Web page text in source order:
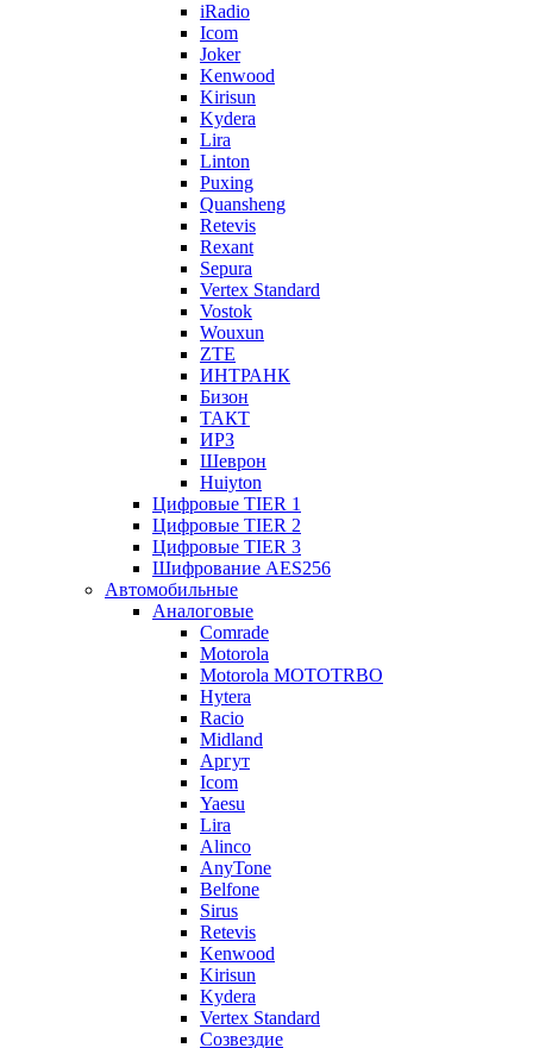
iRadio
Icom
Joker
Kenwood
Kirisun
Kydera
Lira
Linton
Puxing
Quansheng
Retevis
Rexant
Sepura
Vertex Standard
Vostok
Wouxun
ZTE
ИНТРАНК
Бизон
ТАКТ
ИРЗ
Шеврон
Huiyton
Цифровые TIER 1
Цифровые TIER 2
Цифровые TIER 3
Шифрование AES256
Автомобильные
Аналоговые
Comrade
Motorola
Motorola MOTOTRBO
Hytera
Racio
Midland
Аргут
Icom
Yaesu
Lira
Alinco
AnyTone
Belfone
Sirus
Retevis
Kenwood
Kirisun
Kydera
Vertex Standard
Созвездие